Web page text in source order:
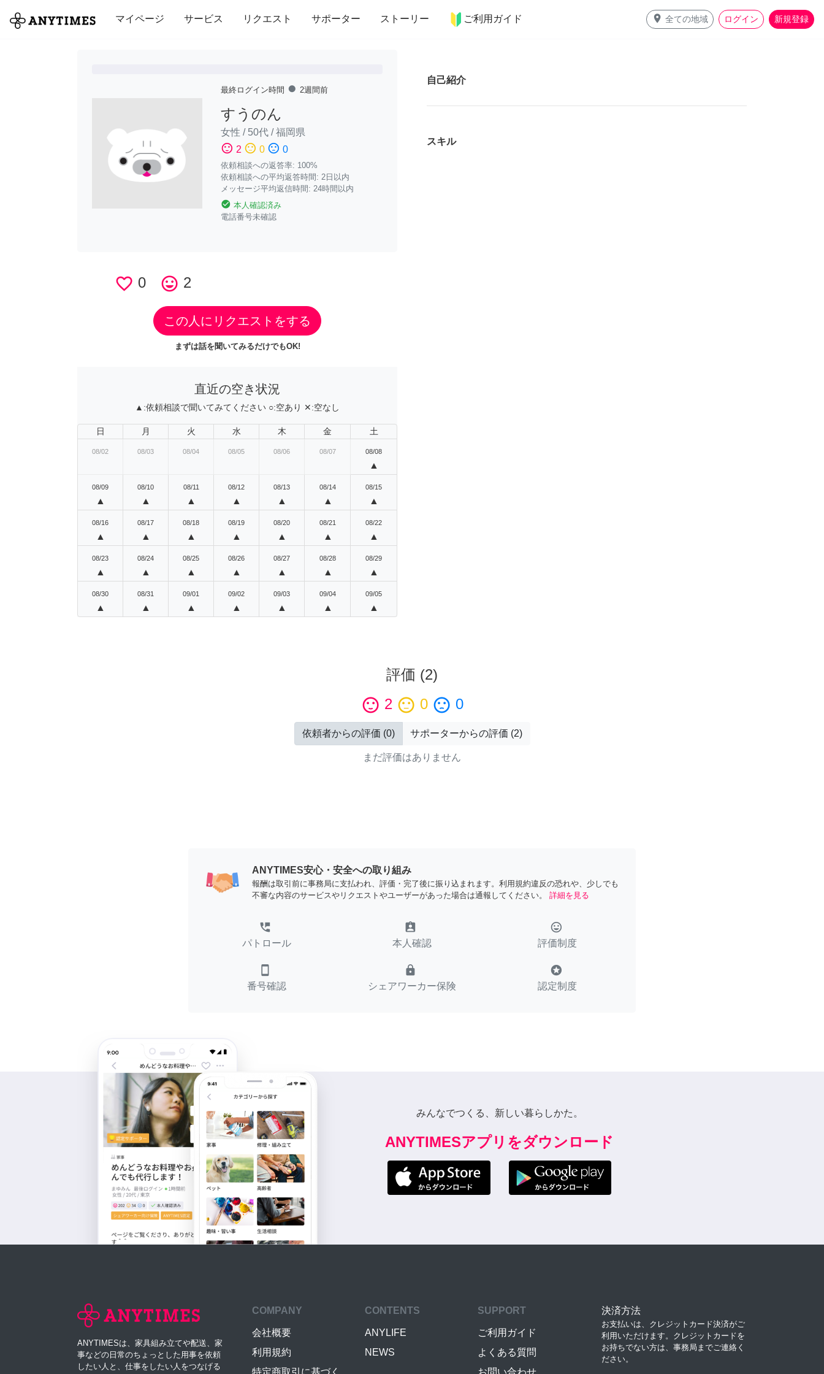
マイページ サービス リクエスト サポーター ストーリー ご利用ガイド place 全ての地域 ログイン 新規登録
全て 修理・組立 家事 引っ越し インテリア 趣味・習い事 ペット 料理
最終ログイン時間 fiber_manual_record 2週間前
すうのん
女性 / 50代 /福岡県
sentiment_satisfied 2 sentiment_neutral 0 sentiment_dissatisfied 0
依頼相談への返答率: 100%
依頼相談への平均返答時間: 2日以内
メッセージ平均返信時間: 24時間以内
check_circle 本人確認済み
電話番号未確認
favorite_border 0 tag_faces 2
この人にリクエストをする
まずは話を聞いてみるだけでもOK!
直近の空き状況
▲:依頼相談で聞いてみてください ○:空あり ✕:空なし
日 月 火 水 木 金 土
08/02 08/03 08/04 08/05 08/06 08/07 08/08
▲
08/09
▲
08/10
▲
08/11
▲
08/12
▲
08/13
▲
08/14
▲
08/15
▲
08/16
▲
08/17
▲
08/18
▲
08/19
▲
08/20
▲
08/21
▲
08/22
▲
08/23
▲
08/24
▲
08/25
▲
08/26
▲
08/27
▲
08/28
▲
08/29
▲
08/30
▲
08/31
▲
09/01
▲
09/02
▲
09/03
▲
09/04
▲
09/05
▲
自己紹介
スキル
評価 (2)
sentiment_satisfied 2 sentiment_neutral 0 sentiment_dissatisfied 0
依頼者からの評価 (0) サポーターからの評価 (2)
まだ評価はありません
ANYTIMES安心・安全への取り組み
報酬は取引前に事務局に支払われ、評価・完了後に振り込まれます。利用規約違反の恐れや、少しでも
不審な内容のサービスやリクエストやユーザーがあった場合は通報してください。
詳細を見る
perm_phone_msg
パトロール
assignment_ind
本人確認
tag_faces
評価制度
smartphone
番号確認
lock
シェアワーカー保険
stars
認定制度
みんなでつくる、新しい暮らしかた。
ANYTIMESアプリをダウンロード
ANYTIMESは、家具組み立てや配送、家
事などの日常のちょっとした用事を依頼
したい人と、仕事をしたい人をつなげる
COMPANY
会社概要
利用規約
CONTENTS
ANYLIFE
NEWS
SUPPORT
ご利用ガイド
よくある質問
決済方法
お支払いは、クレジットカード決済がご
利用いただけます。クレジットカードを
お持ちでない方は、事務局までご連絡く
ださい。